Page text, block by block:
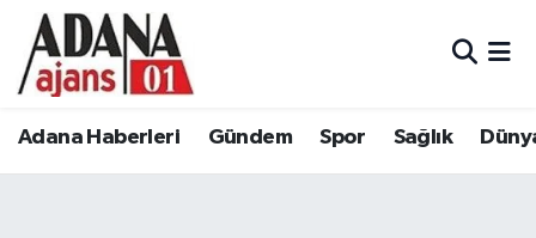
Adana Haberleri Gündem Spor Sağlık
Adana Haberleri
Adana Nöbetçi Eczaneler